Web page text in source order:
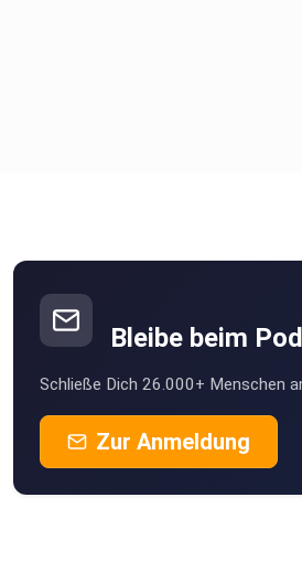
Bleibe beim
Schließe Dich 26.000+ Menschen
Zur Anmeldung